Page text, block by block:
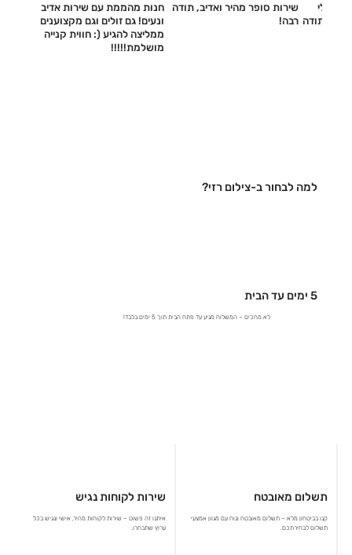
חנות מהממת עם שירות אדיב
ונעים! גם זולים וגם מקצוענים
ממליצה להגיע (: חווית קנייה
מושלמת!!!!!‎
שירות סופר מהיר ואדיב, תודה
רבה!
לי
תודה
למה לבחור ב-צילום רזי?
שירות לקוחות נגיש
איתנו זה פשוט – שירות לקוחות מהיר, אישי ונגיש בכל
ערוץ שתבחרו.
5 ימים עד הבית
לא מחכים – המשלוח מגיע עד פתח הבית תוך 5 ימים בלבד!
תשלום מאובטח
קנו בביטחון מלא – תשלום מאובטח ונוח עם מגוון אמצעי
תשלום לבחירתכם.